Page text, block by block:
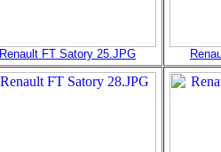
Renault FT Satory 25.JPG